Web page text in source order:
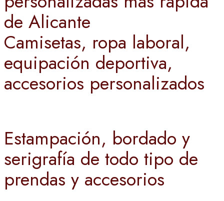
de Alicante
Camisetas, ropa laboral,
equipación deportiva,
accesorios personalizados
Estampación, bordado y
serigrafía de todo tipo de
prendas y accesorios